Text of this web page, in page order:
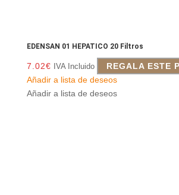
EDENSAN 01 HEPATICO 20 Filtros
7.02€ IVA Incluido
REGALA ESTE
Añadir a lista de deseos
Añadir a lista de deseos